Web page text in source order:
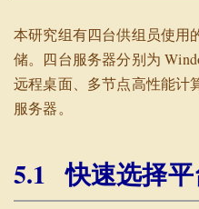
本研究组有四台供组员使用
储。四台服务器分别为
远程桌面、多节点高性能计
服务器。
5.1 快速选择